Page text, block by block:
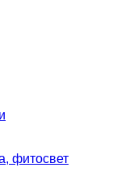
фитосвет